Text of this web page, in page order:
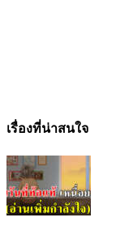
เรื่องที่น่าสนใจ